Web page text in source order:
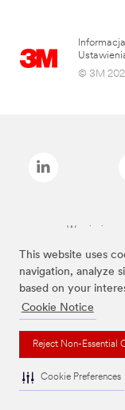
This website uses
navigation, analyze
based on your
Cookie Notice
Reject Non-Essential
Cookie Preferences
© 3M
Wymienione